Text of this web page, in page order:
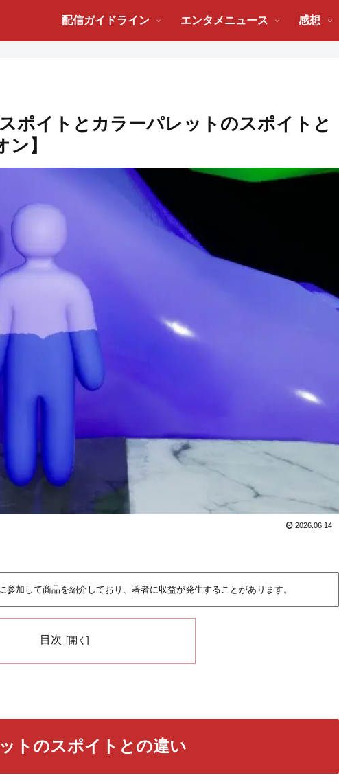
配信ガイドライン エンタメニュース 感想
ポイトとカラーパレットのスポイトと
】
2026.06.14
加して商品を紹介しており、著者に収益が発生することがあります。
目次
トのスポイトとの違い